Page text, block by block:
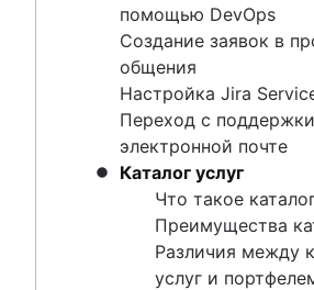
Что входит в каталог
Управление каталогом
Рекомендации по
услуг
Как каталог услуг
процессы
Начало работы с
Понятие виртуального
ИТ-поддержка
Портал ИТ-услуг
Система размещения
помощью DevOps
Создание заявок в
общения
Настройка Jira
Переход с
электронной почте
Каталог услуг
Что такое
Преимущества
Различия между
услуг и